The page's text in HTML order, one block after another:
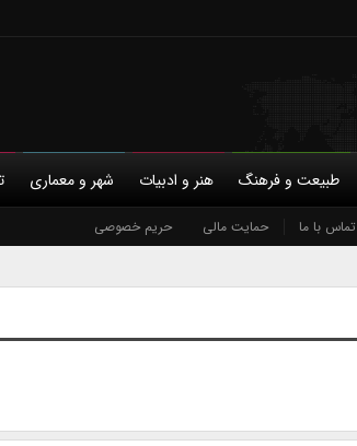
تماس با ما حمایت مالی حریم خصوصی
طبیعت و فرهنگ هنر و ادبیات شهر و معماری